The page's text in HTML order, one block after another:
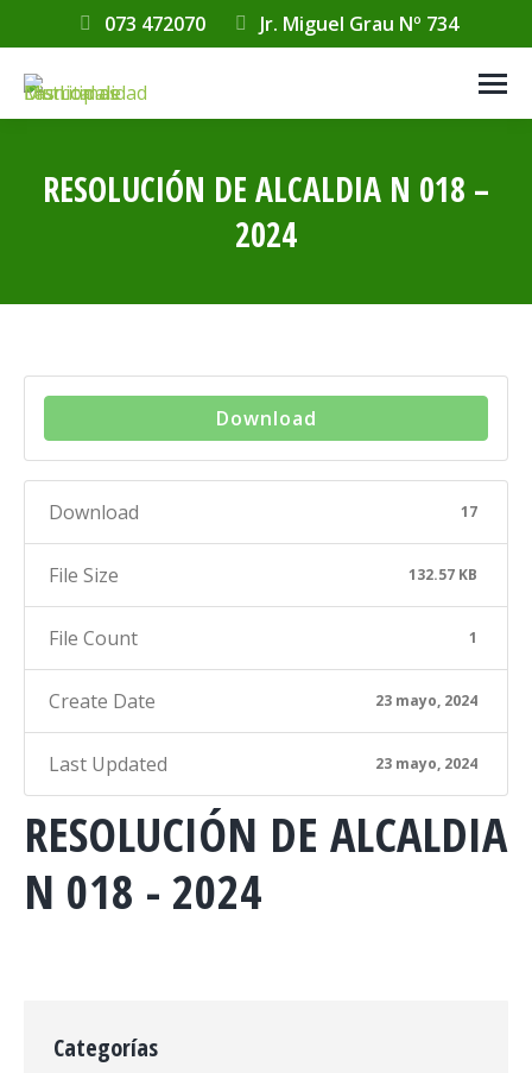
073 472070 Jr. Miguel Grau Nº 734
RESOLUCIÓN DE ALCALDIA N 018 –
2024
Download
Download 17
File Size 132.57 KB
File Count 1
Create Date 23 mayo, 2024
Last Updated 23 mayo, 2024
RESOLUCIÓN DE ALCALDIA
N 018 - 2024
Categorías